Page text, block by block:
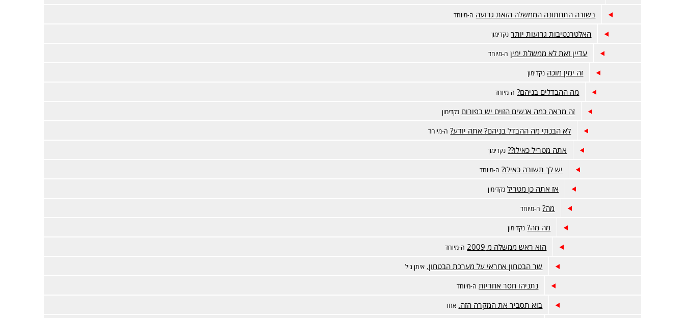
בשורה התחתונה הממשלה הזאת גרועה ה-מיוחד
האלטרנטיבות גרועות יותר נקדימון
עדיין זאת לא ממשלת ימין ה-מיוחד
זה ימין מוכה נקדימון
מה ההבדלים בניהם? ה-מיוחד
זה מראה כמה אנשים הזוים יש בפורום נקדימון
לא הבנתי מה ההבדל בניהם? אתה יודע? ה-מיוחד
אתה מטריל כאילו?? נקדימון
יש לך תשובה כאילו? ה-מיוחד
אז אתה כן מטריל נקדימון
מה? ה-מיוחד
מה מה? נקדימון
הוא ראש ממשלה מ 2009 ה-מיוחד
שר הבטחון אחראי על מערכת הבטחון. איתן גיל
נתניהו חסר אחריות ה-מיוחד
בוא תסביר את המקרה הזה. אחו